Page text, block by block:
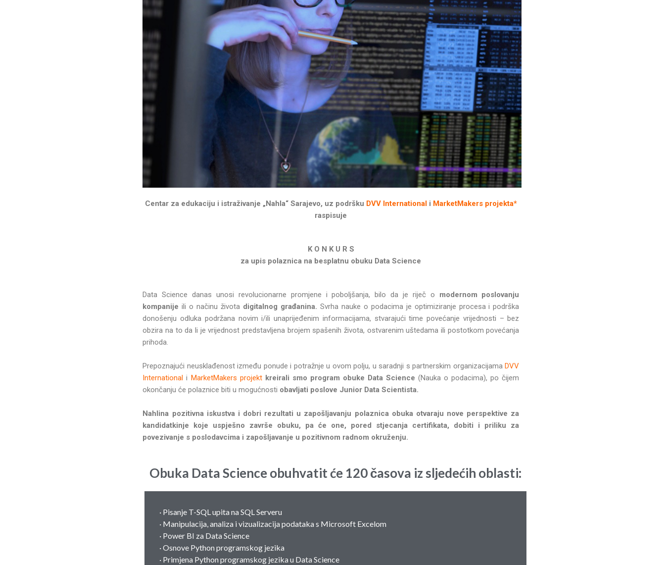
Centar za edukaciju i istraživanje „Nahla“ Sarajevo, uz podršku DVV Internationali MarketMakers projekta*
raspisuje
K O N K U R S
za upis polaznica na besplatnu obuku Data Science
Data Science danas unosi revolucionarne promjene i poboljšanja, bilo da je riječ o modernom poslovanju
kompanije ili o načinu života digitalnog građanina. Svrha nauke o podacima je optimiziranje procesa i podrška
donošenju odluka podržana novim i/ili unaprijeđenim informacijama, stvarajući time povećanje vrijednosti – bez
obzira na to da li je vrijednost predstavljena brojem spašenih života, ostvarenim uštedama ili postotkom povećanja
prihoda.
Prepoznajući neusklađenost između ponude i potražnje u ovom polju, u saradnji s partnerskim organizacijamaDVV
International i MarketMakers projekt kreirali smo program obuke Data Science (Nauka o podacima), po čijem
okončanju će polaznice biti u mogućnosti obavljati poslove Junior Data Scientista.
Nahlina pozitivna iskustva i dobri rezultati u zapošljavanju polaznica obuka otvaraju nove perspektive za
kandidatkinje koje uspješno završe obuku, pa će one, pored stjecanja certifikata, dobiti i priliku za
povezivanje s poslodavcima i zapošljavanje u pozitivnom radnom okruženju.
Obuka Data Science obuhvatit će 120 časova iz sljedećih oblasti:​
· Pisanje T-SQL upita na SQL Serveru
· Manipulacija, analiza i vizualizacija podataka s Microsoft Excelom
· Power BI za Data Science
· Osnove Python programskog jezika
· Primjena Python programskog jezika u Data Science